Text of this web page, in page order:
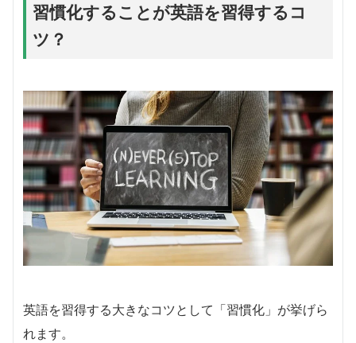
習慣化することが英語を習得するコ
ツ？
英語を習得する大きなコツとして「習慣化」が挙げら
れます。